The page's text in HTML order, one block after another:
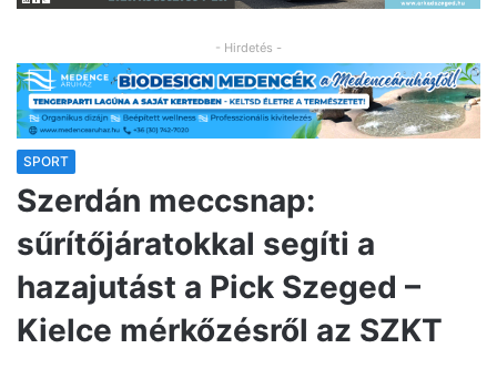
- Hirdetés -
SPORT
Szerdán meccsnap:
sűrítőjáratokkal segíti a
hazajutást a Pick Szeged –
Kielce mérkőzésről az SZKT